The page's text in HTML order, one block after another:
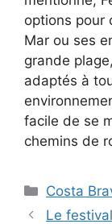
options pour
Mar ou ses
grande
adaptés à
facile de se
chemins de
Costa
Le